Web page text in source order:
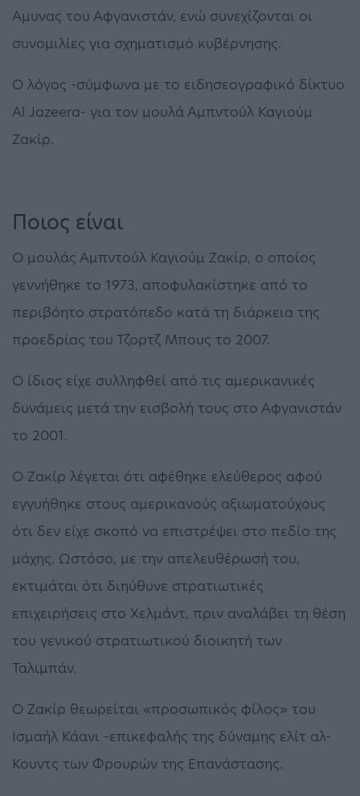
Αμυνας του Αφγανιστάν, ενώ συνεχίζονται οι
συνομιλίες για σχηματισμό κυβέρνησης.
Ο λόγος -σύμφωνα με το ειδησεογραφικό δίκτυο
Al Jazeera- για τον μουλά Αμπντούλ Καγιούμ
Ζακίρ.
Ποιος είναι
Ο μουλάς Αμπντούλ Καγιούμ Ζακίρ, ο οποίος
γεννήθηκε το 1973, αποφυλακίστηκε από το
περιβόητο στρατόπεδο κατά τη διάρκεια της
προεδρίας του Τζορτζ Μπους το 2007.
Ο ίδιος είχε συλληφθεί από τις αμερικανικές
δυνάμεις μετά την εισβολή τους στο Αφγανιστάν
το 2001.
Ο Ζακίρ λέγεται ότι αφέθηκε ελεύθερος αφού
εγγυήθηκε στους αμερικανούς αξιωματούχους
ότι δεν είχε σκοπό να επιστρέψει στο πεδίο της
μάχης. Ωστόσο, με την απελευθέρωσή του,
εκτιμάται ότι διηύθυνε στρατιωτικές
επιχειρήσεις στο Χελμάντ, πριν αναλάβει τη θέση
του γενικού στρατιωτικού διοικητή των
Ταλιμπάν.
Ο Ζακίρ θεωρείται «προσωπικός φίλος» του
Ισμαήλ Κάανι -επικεφαλής της δύναμης ελίτ αλ-
Κουντς των Φρουρών της Επανάστασης.